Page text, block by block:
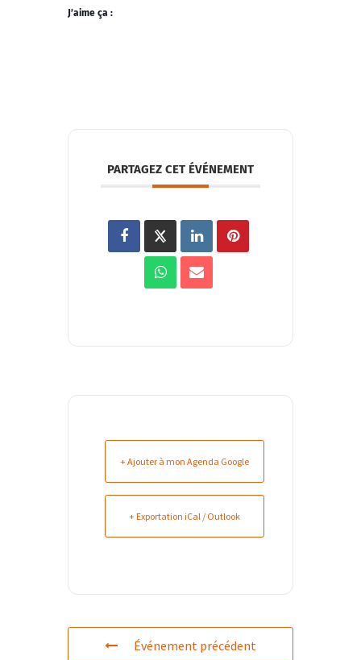
J’aime ça :
PARTAGEZ CET ÉVÉNEMENT
+ Ajouter à mon Agenda Google
+ Exportation iCal / Outlook
Événement précédent